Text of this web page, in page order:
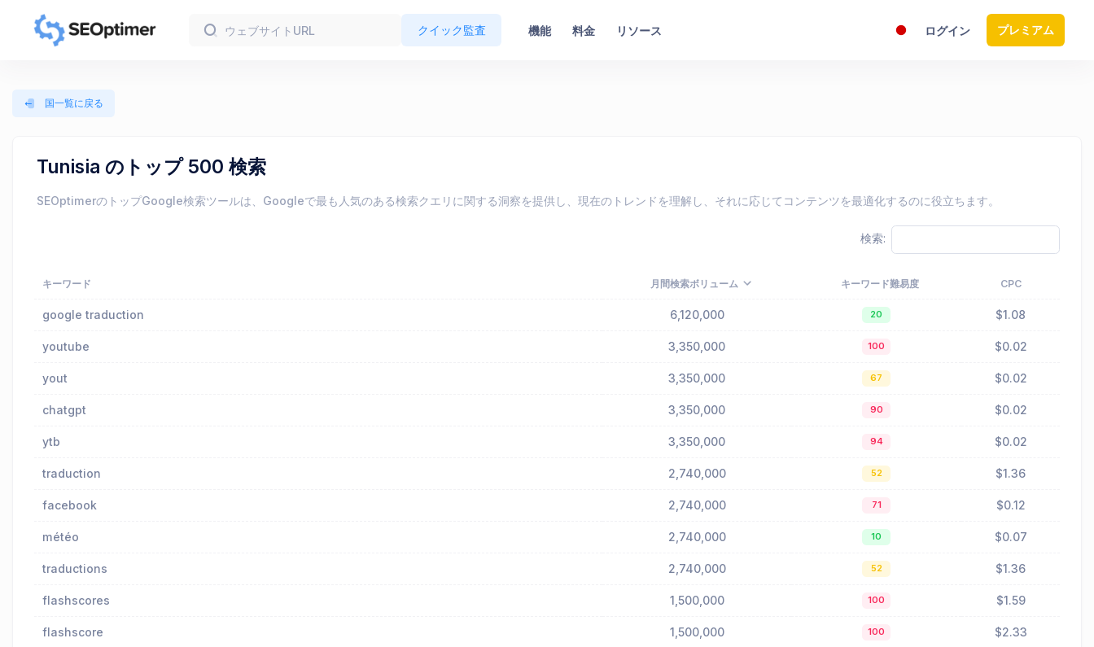
クイック監査 機能 料金 リソース ログイン プレミアム
国一覧に戻る
Tunisia のトップ 500 検索
SEOptimerのトップGoogle検索ツールは、Googleで最も人気のある検索クエリに関する洞察を提供し、現在のトレンドを理解し、それに応じてコンテンツを最適化するのに役立ちます。
検索:
キーワード 月間検索ボリューム キーワード難易度 CPC
google traduction 6,120,000 20 $1.08
youtube 3,350,000 100 $0.02
yout 3,350,000 67 $0.02
chatgpt 3,350,000 90 $0.02
ytb 3,350,000 94 $0.02
traduction 2,740,000 52 $1.36
facebook 2,740,000 71 $0.12
météo 2,740,000 10 $0.07
traductions 2,740,000 52 $1.36
flashscores 1,500,000 100 $1.59
flashscore 1,500,000 100 $2.33